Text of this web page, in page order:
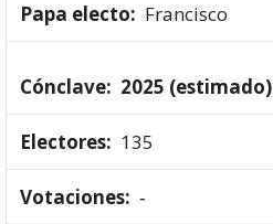
Francisco
2025 (estimado)
135
‑